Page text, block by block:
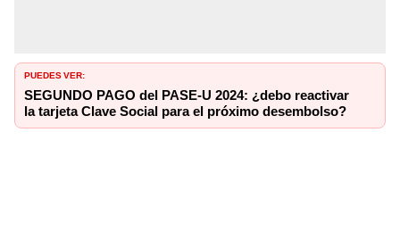
PUEDES VER:
SEGUNDO PAGO del PASE-U 2024: ¿debo reactivar
la tarjeta Clave Social para el próximo desembolso?